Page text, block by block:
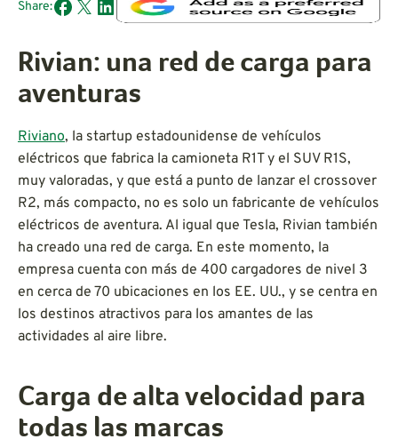
Share:
Rivian: una red de carga para
aventuras
Riviano, la startup estadounidense de vehículos
eléctricos que fabrica la camioneta R1T y el SUV R1S,
muy valoradas, y que está a punto de lanzar el crossover
R2, más compacto, no es solo un fabricante de vehículos
eléctricos de aventura. Al igual que Tesla, Rivian también
ha creado una red de carga. En este momento, la
empresa cuenta con más de 400 cargadores de nivel 3
en cerca de 70 ubicaciones en los EE. UU., y se centra en
los destinos atractivos para los amantes de las
actividades al aire libre.
Carga de alta velocidad para
todas las marcas